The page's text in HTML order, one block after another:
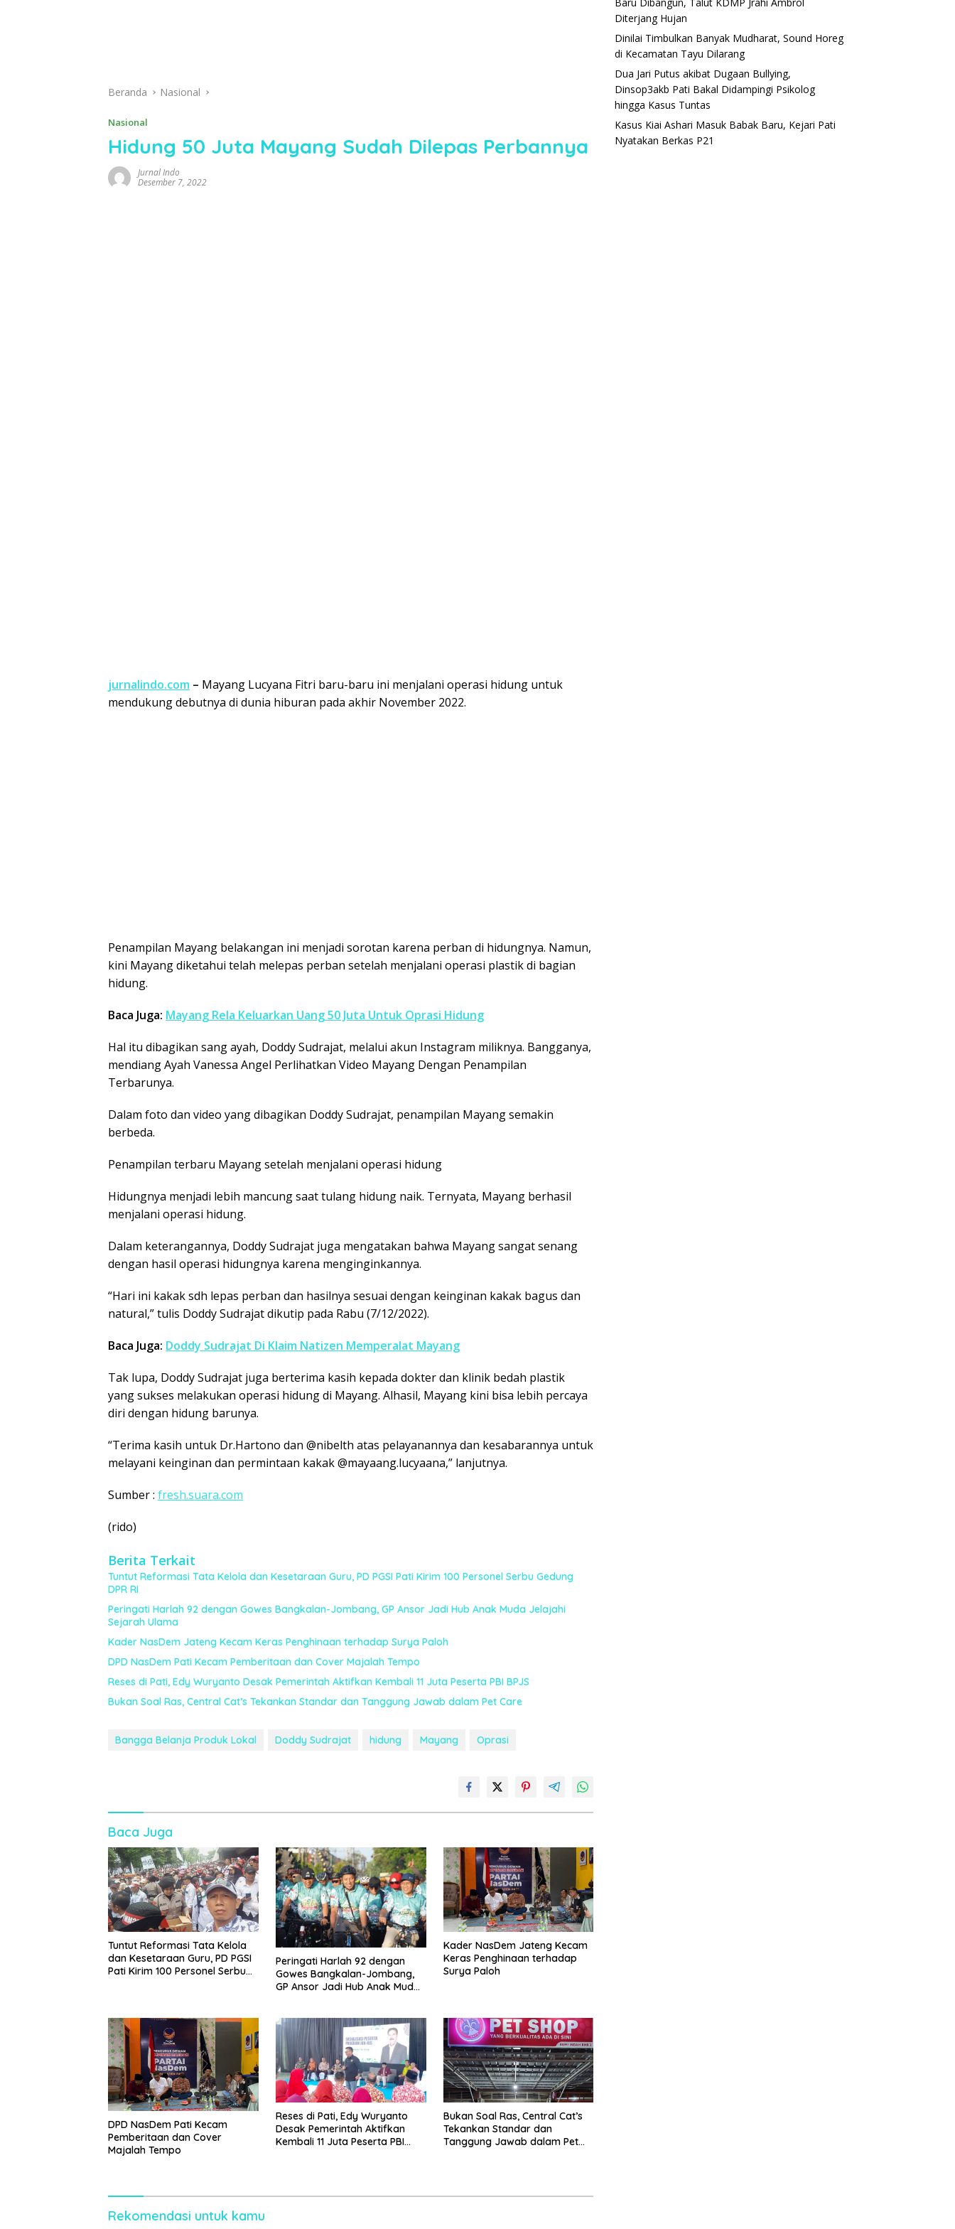
Beranda Nasional
Nasional
Hidung 50 Juta Mayang Sudah Dilepas Perbannya
Jurnal Indo
Desember 7, 2022
jurnalindo.com – Mayang Lucyana Fitri baru-baru ini menjalani operasi hidung untuk
mendukung debutnya di dunia hiburan pada akhir November 2022.
Penampilan Mayang belakangan ini menjadi sorotan karena perban di hidungnya. Namun,
kini Mayang diketahui telah melepas perban setelah menjalani operasi plastik di bagian
hidung.
Baca Juga: Mayang Rela Keluarkan Uang 50 Juta Untuk Oprasi Hidung
Hal itu dibagikan sang ayah, Doddy Sudrajat, melalui akun Instagram miliknya. Bangganya,
mendiang Ayah Vanessa Angel Perlihatkan Video Mayang Dengan Penampilan
Terbarunya.
Dalam foto dan video yang dibagikan Doddy Sudrajat, penampilan Mayang semakin
berbeda.
Penampilan terbaru Mayang setelah menjalani operasi hidung
Hidungnya menjadi lebih mancung saat tulang hidung naik. Ternyata, Mayang berhasil
menjalani operasi hidung.
Dalam keterangannya, Doddy Sudrajat juga mengatakan bahwa Mayang sangat senang
dengan hasil operasi hidungnya karena menginginkannya.
“Hari ini kakak sdh lepas perban dan hasilnya sesuai dengan keinginan kakak bagus dan
natural,” tulis Doddy Sudrajat dikutip pada Rabu (7/12/2022).
Baca Juga: Doddy Sudrajat Di Klaim Natizen Memperalat Mayang
Tak lupa, Doddy Sudrajat juga berterima kasih kepada dokter dan klinik bedah plastik
yang sukses melakukan operasi hidung di Mayang. Alhasil, Mayang kini bisa lebih percaya
diri dengan hidung barunya.
“Terima kasih untuk Dr.Hartono dan @nibelth atas pelayanannya dan kesabarannya untuk
melayani keinginan dan permintaan kakak @mayaang.lucyaana,” lanjutnya.
Sumber : fresh.suara.com
(rido)
Berita Terkait
Tuntut Reformasi Tata Kelola dan Kesetaraan Guru, PD PGSI Pati Kirim 100 Personel Serbu Gedung
DPR RI
Peringati Harlah 92 dengan Gowes Bangkalan-Jombang, GP Ansor Jadi Hub Anak Muda Jelajahi
Sejarah Ulama
Kader NasDem Jateng Kecam Keras Penghinaan terhadap Surya Paloh
DPD NasDem Pati Kecam Pemberitaan dan Cover Majalah Tempo
Reses di Pati, Edy Wuryanto Desak Pemerintah Aktifkan Kembali 11 Juta Peserta PBI BPJS
Bukan Soal Ras, Central Cat’s Tekankan Standar dan Tanggung Jawab dalam Pet Care
Bangga Belanja Produk Lokal Doddy Sudrajat hidung Mayang Oprasi
Baca Juga
Tuntut Reformasi Tata Kelola
dan Kesetaraan Guru, PD PGSI
Pati Kirim 100 Personel Serbu
Peringati Harlah 92 dengan
Gowes Bangkalan-Jombang,
GP Ansor Jadi Hub Anak Muda
Kader NasDem Jateng Kecam
Keras Penghinaan terhadap
Surya Paloh
DPD NasDem Pati Kecam
Pemberitaan dan Cover
Majalah Tempo
Reses di Pati, Edy Wuryanto
Desak Pemerintah Aktifkan
Kembali 11 Juta Peserta PBI
Bukan Soal Ras, Central Cat’s
Tekankan Standar dan
Tanggung Jawab dalam Pet
Rekomendasi untuk kamu
Diterjang Hujan
Dinilai Timbulkan Banyak Mudharat, Sound Horeg
di Kecamatan Tayu Dilarang
Dua Jari Putus akibat Dugaan Bullying,
Dinsop3akb Pati Bakal Didampingi Psikolog
hingga Kasus Tuntas
Kasus Kiai Ashari Masuk Babak Baru, Kejari Pati
Nyatakan Berkas P21